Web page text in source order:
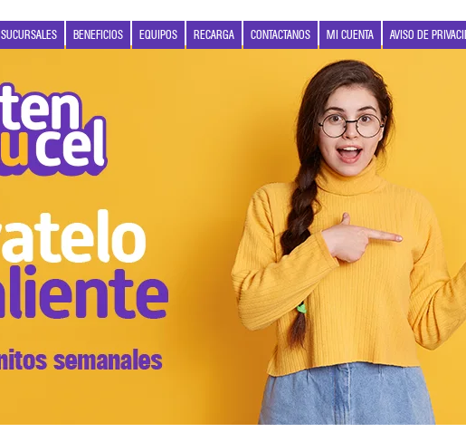
SUCURSALES BENEFICIOS EQUIPOS RECARGA CONTACTANOS MI CUENTA AVISO DE